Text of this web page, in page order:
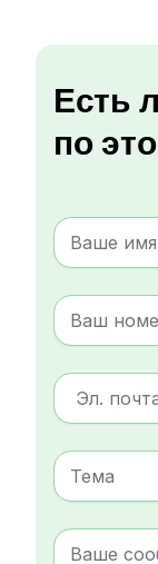
Есть
по